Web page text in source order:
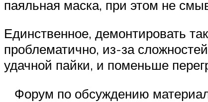
паяльная маска, при этом не
Единственное, демонтировать
проблематично, из-за
удачной пайки, и поменьше
Форум по обсуждению